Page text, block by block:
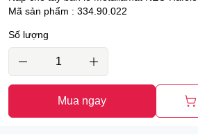
Mã sản phẩm : 334.90.022
Số lượng
Mua ngay